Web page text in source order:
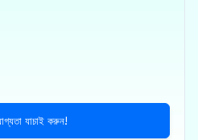
যাচাই করুন!